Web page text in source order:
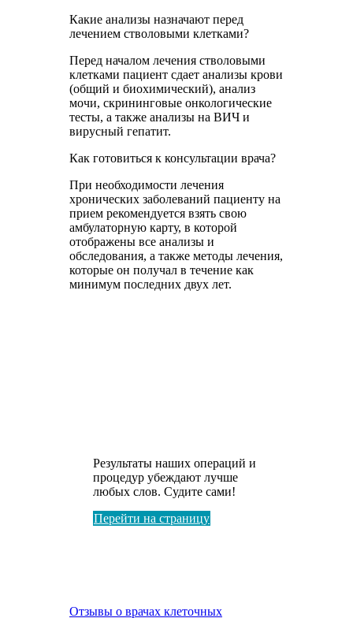
Какие анализы назначают перед
лечением стволовыми клетками?
Перед началом лечения стволовыми
клетками пациент сдает анализы крови
(общий и биохимический), анализ
мочи, скрининговые онкологические
тесты, а также анализы на ВИЧ и
вирусный гепатит.
Как готовиться к консультации врача?
При необходимости лечения
хронических заболеваний пациенту на
прием рекомендуется взять свою
амбулаторную карту, в которой
отображены все анализы и
обследования, а также методы лечения,
которые он получал в течение как
минимум последних двух лет.
Результаты наших операций и
процедур убеждают лучше
любых слов. Судите сами!
Перейти на страницу
Отзывы о врачах клеточных